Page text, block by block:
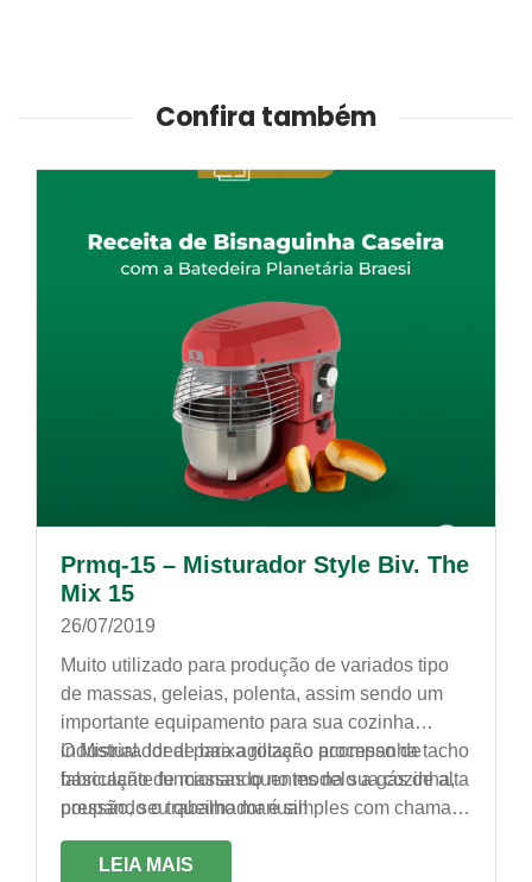
Confira também
Prmq-15 – Misturador Style Biv. The
Mix 15
26/07/2019
Muito utilizado para produção de variados tipo
de massas, geleias, polenta, assim sendo um
importante equipamento para sua cozinha
industrial. Ideal para agilizar o processo de
fabricação de massas quentes na sua cozinha,
poupando o trabalho manual!
O Misturador de baixa rotação acompanha tacho
basculante funcionando no modelo a gás de alta
pressão, seu queimador é simples com chama
dupla, sua estrutura é tubular com pintura epóxi
e tacho em alumínio fundido sendo assim mais
LEIA MAIS